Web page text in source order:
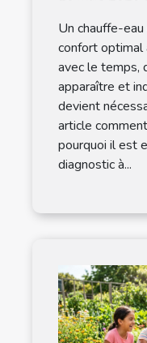
Un chauffe-
confort optimal
avec le temps,
apparaître et
devient
article
pourquoi il est
diagnostic à...